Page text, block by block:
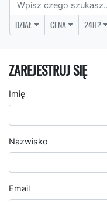
DZIAŁ CENA 24H?
ZAREJESTRUJ SIĘ
Imię
Nazwisko
Email